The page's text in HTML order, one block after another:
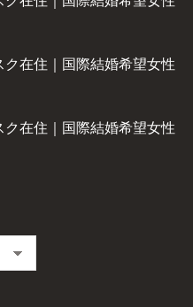
在住｜国際結婚希望女性
在住｜国際結婚希望女性